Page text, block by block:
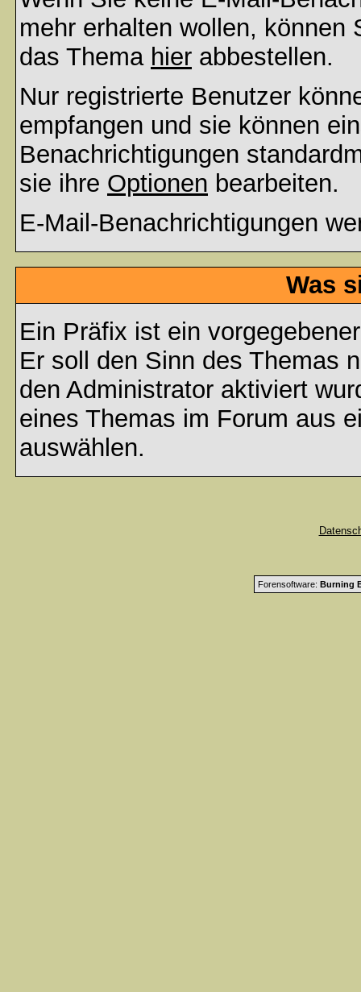
mehr erhalten wollen,
das Thema hier abbestellen.
Nur registrierte Benutzer
empfangen und sie können
Benachrichtigungen
sie ihre Optionen bearbeiten.
E-Mail-Benachrichtigungen
Was
Ein Präfix ist ein
Er soll den Sinn des Themas
den Administrator aktiviert
eines Themas im Forum aus
auswählen.
Forensoftware: Burning